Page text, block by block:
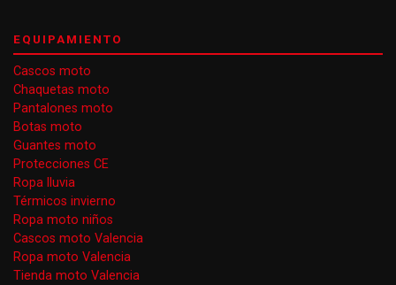
EQUIPAMIENTO
Cascos moto
Chaquetas moto
Pantalones moto
Botas moto
Guantes moto
Protecciones CE
Ropa lluvia
Térmicos invierno
Ropa moto niños
Cascos moto Valencia
Ropa moto Valencia
Tienda moto Valencia